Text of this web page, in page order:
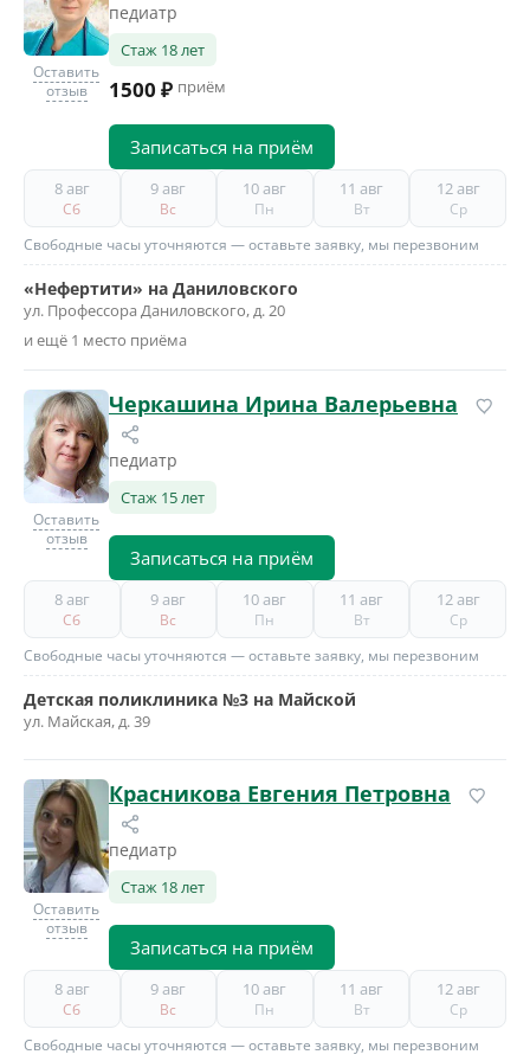
Оставить
отзыв
педиатр
Стаж 18 лет
1500 ₽ приём
Записаться на приём
8 авг
Сб
9 авг
Вс
10 авг
Пн
11 авг
Вт
12 авг
Ср
Свободные часы уточняются — оставьте заявку, мы перезвоним
«Нефертити» на Даниловского
ул. Профессора Даниловского, д. 20
и ещё 1 место приёма
Оставить
отзыв
Черкашина Ирина Валерьевна
педиатр
Стаж 15 лет
Записаться на приём
8 авг
Сб
9 авг
Вс
10 авг
Пн
11 авг
Вт
12 авг
Ср
Свободные часы уточняются — оставьте заявку, мы перезвоним
Детская поликлиника №3 на Майской
ул. Майская, д. 39
Оставить
отзыв
Красникова Евгения Петровна
педиатр
Стаж 18 лет
Записаться на приём
8 авг
Сб
9 авг
Вс
10 авг
Пн
11 авг
Вт
12 авг
Ср
Свободные часы уточняются — оставьте заявку, мы перезвоним